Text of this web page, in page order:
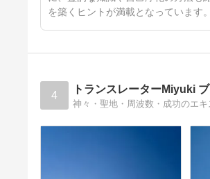
を築くヒントが満載となっています。
4 トランスレーターMiyuki
神々・聖地・周波数・成功のエ